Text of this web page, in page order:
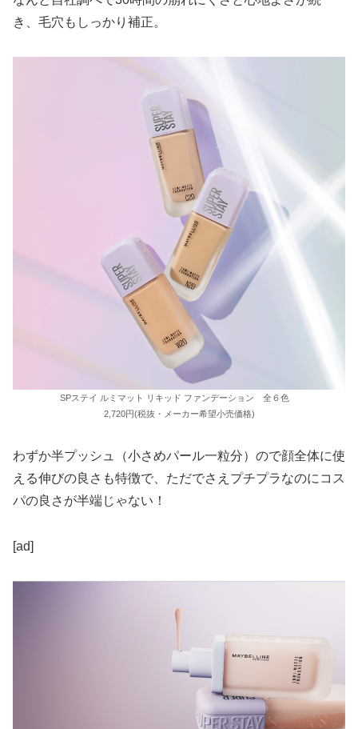
き、毛穴もしっかり補正。
SPステイ ルミマット リキッド ファンデーション 全６色
2,720円(税抜・メーカー希望小売価格)​
わずか半プッシュ（小さめパール一粒分）ので顔全体に使
える伸びの良さも特徴で、ただでさえプチプラなのにコス
パの良さが半端じゃない！
[ad]